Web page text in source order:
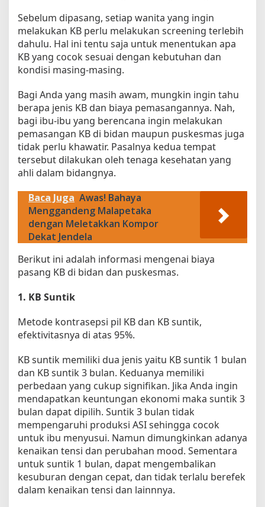
Sebelum dipasang, setiap wanita yang ingin
melakukan KB perlu melakukan screening terlebih
dahulu. Hal ini tentu saja untuk menentukan apa
KB yang cocok sesuai dengan kebutuhan dan
kondisi masing-masing.
Bagi Anda yang masih awam, mungkin ingin tahu
berapa jenis KB dan biaya pemasangannya. Nah,
bagi ibu-ibu yang berencana ingin melakukan
pemasangan KB di bidan maupun puskesmas juga
tidak perlu khawatir. Pasalnya kedua tempat
tersebut dilakukan oleh tenaga kesehatan yang
ahli dalam bidangnya.
Baca Juga Awas! Bahaya
Menggandeng Malapetaka
dengan Meletakkan Kompor
Dekat Jendela
Berikut ini adalah informasi mengenai biaya
pasang KB di bidan dan puskesmas.
1. KB Suntik
Metode kontrasepsi pil KB dan KB suntik,
efektivitasnya di atas 95%.
KB suntik memiliki dua jenis yaitu KB suntik 1 bulan
dan KB suntik 3 bulan. Keduanya memiliki
perbedaan yang cukup signifikan. Jika Anda ingin
mendapatkan keuntungan ekonomi maka suntik 3
bulan dapat dipilih. Suntik 3 bulan tidak
mempengaruhi produksi ASI sehingga cocok
untuk ibu menyusui. Namun dimungkinkan adanya
kenaikan tensi dan perubahan mood. Sementara
untuk suntik 1 bulan, dapat mengembalikan
kesuburan dengan cepat, dan tidak terlalu berefek
dalam kenaikan tensi dan lainnnya.